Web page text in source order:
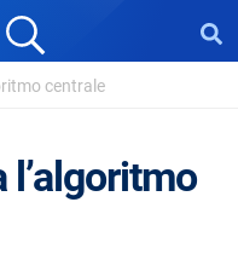
centrale
l’algoritmo